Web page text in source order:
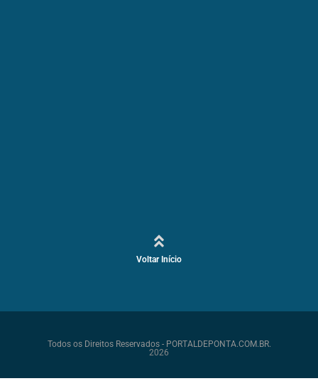
Voltar Início
Todos os Direitos Reservados - PORTALDEPONTA.COM.BR.
2026